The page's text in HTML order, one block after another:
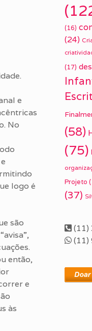
e
No
logo é
são
então,
e
às
(16)
(24)
(17)
(58)
(75)
Projeto
(37)
(11)
(11)